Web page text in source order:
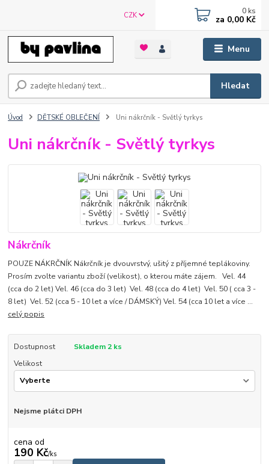
Menu
CZK
Hledat
0 ks
za 0,00 Kč
Úvod DĚTSKÉ OBLEČENÍ Uni nákrčník - Světlý tyrkys
Uni nákrčník - Světlý tyrkys
Nákrčník
POUZE NÁKRČNÍK Nákrčník je dvouvrstvý, ušitý z příjemné teplákoviny.
Prosím zvolte variantu zboží (velikost), o kterou máte zájem. Vel. 44
(cca do 2 let) Vel. 46 (cca do 3 let) Vel. 48 (cca do 4 let) Vel. 50 ( cca 3 -
8 let) Vel. 52 (cca 5 - 10 let a více / DÁMSKÝ) Vel. 54 (cca 10 let a více ...
celý popis
Dostupnost
Skladem 2 ks
Velikost
Nejsme plátci DPH
cena od
190 Kč/ks